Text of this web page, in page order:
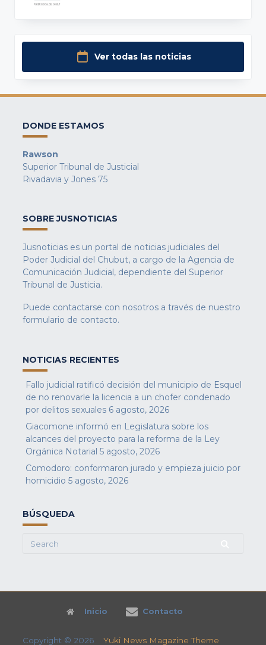
Ver todas las noticias
DONDE ESTAMOS
Rawson
Superior Tribunal de Justicial
Rivadavia y Jones 75
SOBRE JUSNOTICIAS
Jusnoticias es un portal de noticias judiciales del
Poder Judicial del Chubut, a cargo de la Agencia de
Comunicación Judicial, dependiente del Superior
Tribunal de Justicia.
Puede contactarse con nosotros a través de nuestro
formulario de contacto.
NOTICIAS RECIENTES
Fallo judicial ratificó decisión del municipio de Esquel
de no renovarle la licencia a un chofer condenado
por delitos sexuales 6 agosto, 2026
Giacomone informó en Legislatura sobre los
alcances del proyecto para la reforma de la Ley
Orgánica Notarial 5 agosto, 2026
Comodoro: conformaron jurado y empieza juicio por
homicidio 5 agosto, 2026
BÚSQUEDA
Search
Inicio Contacto
Copyright © 2026 Yuki News Magazine Theme